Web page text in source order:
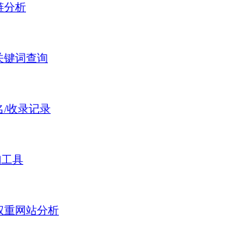
分析
键词查询
/收录记录
具
重网站分析